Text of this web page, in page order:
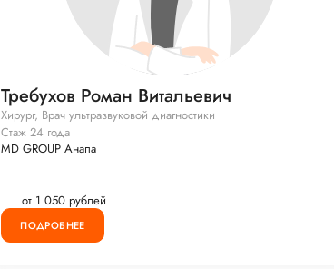
Требухов Роман Витальевич
Хирург, Врач ультразвуковой диагностики
Стаж 24 года
MD GROUP Анапа
от 1 050 рублей
ПОДРОБНЕЕ